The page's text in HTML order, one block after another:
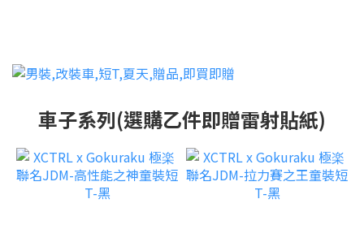
車子系列(選購乙件即贈雷射貼紙)